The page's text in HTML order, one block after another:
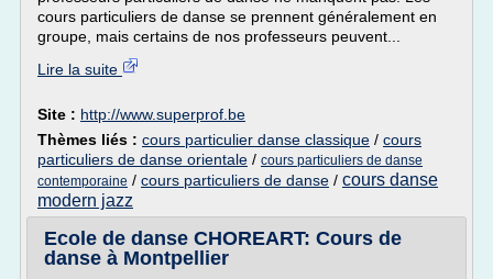
cours particuliers de danse se prennent généralement en
groupe, mais certains de nos professeurs peuvent...
Lire la suite
Site : http://www.superprof.be
Thèmes liés : cours particulier danse classique / cours
particuliers de danse orientale / cours particuliers de danse
contemporaine / cours particuliers de danse / cours danse
modern jazz
Ecole de danse CHOREART: Cours de
danse à Montpellier